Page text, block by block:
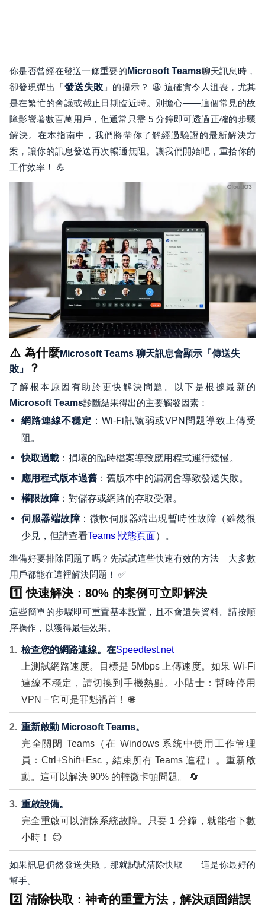
你是否曾經在發送一條重要的 Microsoft Teams聊天訊息時，
卻發現彈出「發送失敗 」的提示？ 😩 這確實令人沮喪，尤其
是在繁忙的會議或截止日期臨近時。別擔心——這個常見的故
障影響著數百萬用戶，但通常只需 5 分鐘即可透過正確的步驟
解決。在本指南中，我們將帶你了解經過驗證的最新解決方
案，讓你的訊息發送再次暢通無阻。讓我們開始吧，重拾你的
工作效率！ 💪
⚠️ 為什麼Microsoft Teams 聊天訊息會顯示「傳送失
敗」
？
了解根本原因有助於更快解決問題。以下是根據最新的
Microsoft Teams診斷結果得出的主要觸發因素：
網路連線不穩定 ：Wi-Fi訊號弱或VPN問題導致上傳受
阻。
快取過載 ：損壞的臨時檔案導致應用程式運行緩慢。
應用程式版本過舊 ：舊版本中的漏洞會導致發送失敗。
權限故障：對儲存或網路的存取受限。
伺服器端故障：微軟伺服器端出現暫時性故障（雖然很
少見，但請查看Teams 狀態頁面）。
準備好要排除問題了嗎？先試試這些快速有效的方法—大多數
用戶都能在這裡解決問題！ ✅
1️⃣ 快速解決：80% 的案例可立即解決
這些簡單的步驟即可重置基本設置，且不會遺失資料。請按順
序操作，以獲得最佳效果。
檢查您的網路連線。在Speedtest.net
上測試網路速度。目標是 5Mbps 上傳速度。如果 Wi-Fi
連線不穩定，請切換到手機熱點。小貼士：暫時停用
VPN－它可是罪魁禍首！ 🌐
重新啟動 Microsoft Teams。
完全關閉 Teams（在 Windows 系統中使用工作管理
員：Ctrl+Shift+Esc，結束所有 Teams 進程）。重新啟
動。這可以解決 90% 的輕微卡頓問題。 🔄
重啟設備。
完全重啟可以清除系統故障。只要 1 分鐘，就能省下數
小時！ 😊
如果訊息仍然發送失敗，那就試試清除快取——這是你最好的
幫手。
2️⃣ 清除快取：神奇的重置方法，解決頑固錯誤